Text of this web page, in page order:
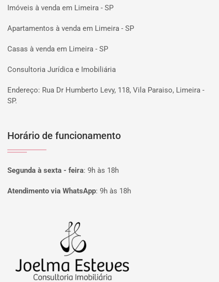
Imóveis à venda em Limeira - SP
Apartamentos à venda em Limeira - SP
Casas à venda em Limeira - SP
Consultoria Jurídica e Imobiliária
Endereço: Rua Dr Humberto Levy, 118, Vila Paraiso, Limeira -
SP.
Horário de funcionamento
Segunda à sexta - feira: 9h às 18h
Atendimento via WhatsApp: 9h às 18h